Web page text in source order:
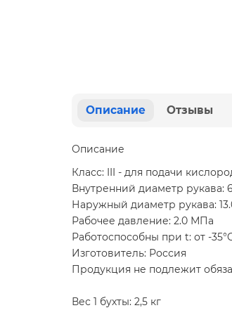
Описание Отзывы
Описание
Класс: III - для подачи
Внутренний диаметр рукава:
Наружный диаметр рукава:
Рабочее давление: 2.0 МПа
Работоспособны при t: от -
Изготовитель: Россия
Продукция не подлежит
Вес 1 бухты: 2,5 кг